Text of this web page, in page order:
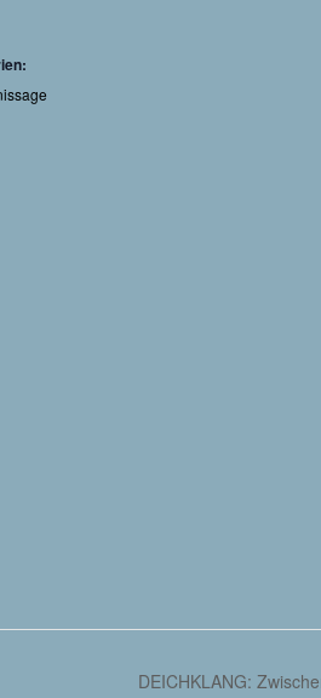
DEICHKLANG: